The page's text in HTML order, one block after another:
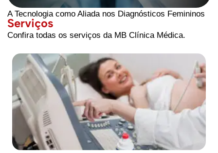
A Tecnologia como Aliada nos Diagnósticos Femininos
Serviços
Confira todas os serviços da MB Clínica Médica.